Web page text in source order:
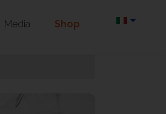
Media Shop